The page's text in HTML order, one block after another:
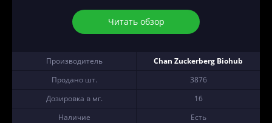
Читать обзор
Производитель
Chan Zuckerberg Biohub
Продано шт.
3876
Дозировка в мг.
16
Наличие
Есть